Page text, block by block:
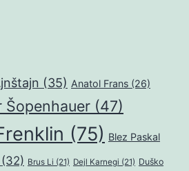
(35) Anatol Frans (26)
Šopenhauer (47)
(75) Blez Paskal
(32) Brus Li (21) Dejl Karnegi (21) Duško